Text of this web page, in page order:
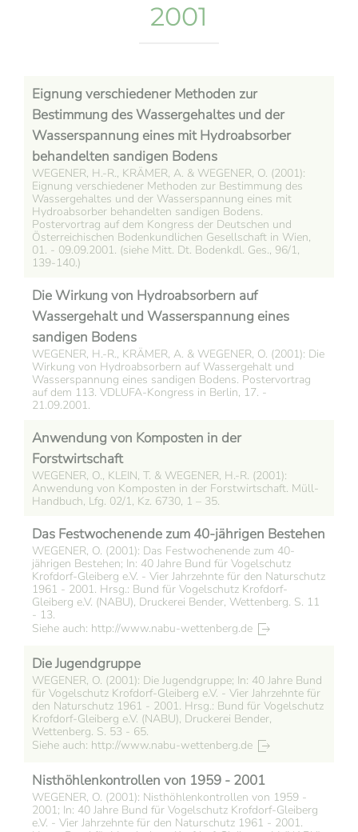
2001
Eignung verschiedener Methoden zur
Bestimmung des Wassergehaltes und der
Wasserspannung eines mit Hydroabsorber
behandelten sandigen Bodens
WEGENER, H.-R., KRÄMER, A. & WEGENER, O. (2001):
Eignung verschiedener Methoden zur Bestimmung des
Wassergehaltes und der Wasserspannung eines mit
Hydroabsorber behandelten sandigen Bodens.
Postervortrag auf dem Kongress der Deutschen und
Österreichischen Bodenkundlichen Gesellschaft in Wien,
01. - 09.09.2001. (siehe Mitt. Dt. Bodenkdl. Ges., 96/1,
139-140.)
Die Wirkung von Hydroabsorbern auf
Wassergehalt und Wasserspannung eines
sandigen Bodens
WEGENER, H.-R., KRÄMER, A. & WEGENER, O. (2001): Die
Wirkung von Hydroabsorbern auf Wassergehalt und
Wasserspannung eines sandigen Bodens. Postervortrag
auf dem 113. VDLUFA-Kongress in Berlin, 17. -
21.09.2001.
Anwendung von Komposten in der
Forstwirtschaft
WEGENER, O., KLEIN, T. & WEGENER, H.-R. (2001):
Anwendung von Komposten in der Forstwirtschaft. Müll-
Handbuch, Lfg. 02/1, Kz. 6730, 1 – 35.
Das Festwochenende zum 40-jährigen Bestehen
WEGENER, O. (2001): Das Festwochenende zum 40-
jährigen Bestehen; In: 40 Jahre Bund für Vogelschutz
Krofdorf-Gleiberg e.V. - Vier Jahrzehnte für den Naturschutz
1961 - 2001. Hrsg.: Bund für Vogelschutz Krofdorf-
Gleiberg e.V. (NABU), Druckerei Bender, Wettenberg. S. 11
- 13.
Siehe auch: http://www.nabu-wettenberg.de
Die Jugendgruppe
WEGENER, O. (2001): Die Jugendgruppe; In: 40 Jahre Bund
für Vogelschutz Krofdorf-Gleiberg e.V. - Vier Jahrzehnte für
den Naturschutz 1961 - 2001. Hrsg.: Bund für Vogelschutz
Krofdorf-Gleiberg e.V. (NABU), Druckerei Bender,
Wettenberg. S. 53 - 65.
Siehe auch: http://www.nabu-wettenberg.de
Nisthöhlenkontrollen von 1959 - 2001
WEGENER, O. (2001): Nisthöhlenkontrollen von 1959 -
2001; In: 40 Jahre Bund für Vogelschutz Krofdorf-Gleiberg
e.V. - Vier Jahrzehnte für den Naturschutz 1961 - 2001.